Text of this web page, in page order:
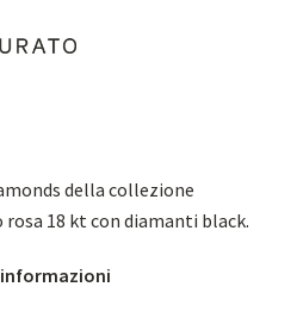
della collezione
18 kt con diamanti black.
informazioni